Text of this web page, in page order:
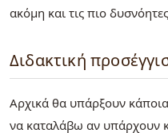
ακόμη και τις πιο
Διδακτική
Αρχικά θα υπάρξουν
να καταλάβω αν υπάρχουν